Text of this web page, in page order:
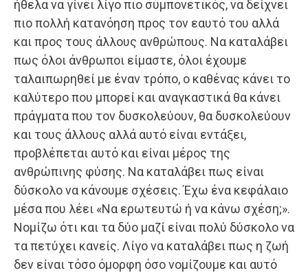
ήθελα να γίνει λίγο πιο συμπονετικός, να δείχνει
πιο πολλή κατανόηση προς τον εαυτό του αλλά
και προς τους άλλους ανθρώπους. Να καταλάβει
πως όλοι άνθρωποι είμαστε, όλοι έχουμε
ταλαιπωρηθεί με έναν τρόπο, ο καθένας κάνει το
καλύτερο που μπορεί και αναγκαστικά θα κάνει
πράγματα που τον δυσκολεύουν, θα δυσκολεύουν
και τους άλλους αλλά αυτό είναι εντάξει,
προβλέπεται αυτό και είναι μέρος της
ανθρώπινης φύσης. Να καταλάβει πως είναι
δύσκολο να κάνουμε σχέσεις. Έχω ένα κεφάλαιο
μέσα που λέει «Να ερωτευτώ ή να κάνω σχέση;».
Νομίζω ότι και τα δύο μαζί είναι πολύ δύσκολο να
τα πετύχει κανείς. Λίγο να καταλάβει πως η ζωή
δεν είναι τόσο όμορφη όσο νομίζουμε και αυτό